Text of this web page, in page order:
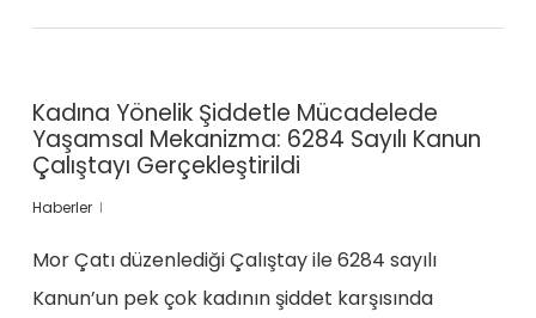
Kadına Yönelik Şiddetle Mücadelede
Yaşamsal Mekanizma: 6284 Sayılı Kanun
Çalıştayı Gerçekleştirildi
Haberler
Mor Çatı düzenlediği Çalıştay ile 6284 sayılı
Kanun’un pek çok kadının şiddet karşısında